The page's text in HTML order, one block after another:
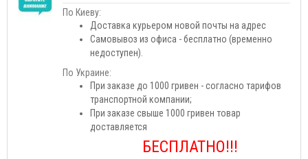
По Киеву:
Доставка курьером новой почты на адрес
Самовывоз из офиса - бесплатно (временно
недоступен).
По Украине:
При заказе до 1000 гривен - согласно тарифов
транспортной компании;
При заказе свыше 1000 гривен товар
доставляется
БЕСПЛАТНО!!!